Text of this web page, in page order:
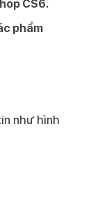
CS6.
phẩm
như hình​